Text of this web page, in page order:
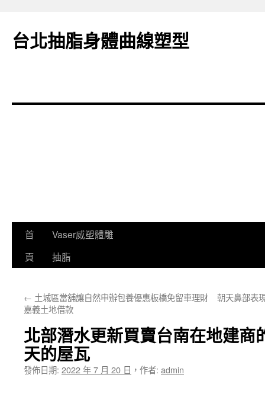
台北抽脂身體曲線塑型
跳
要
容
首
頁
Vaser威塑體雕
抽脂
← 土城區當舖讓自然申辦包養優惠板橋免留車理財
嘉義土地借款
朝天鼻部表
北部潛水更新買賣台南在地建商
天的屋瓦
發佈日期: 2022 年 7 月 20 日 ， 作者: admin